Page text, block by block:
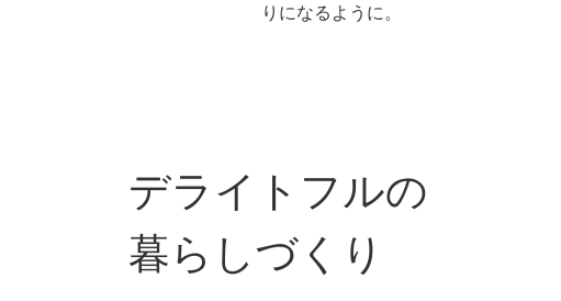
りになるように。
デライトフルの
暮らしづくり